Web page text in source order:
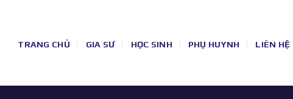
TRANG CHỦ GIA SƯ HỌC SINH PHỤ HUYNH LIÊN HỆ